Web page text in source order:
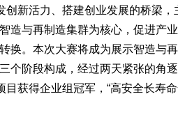
创新活力、搭建创业发展的桥梁
造与再制造集群为核心，促进产
换。本次大赛将成为展示智造与
个阶段构成，经过两天紧张的角
目获得企业组冠军，“高安全长寿